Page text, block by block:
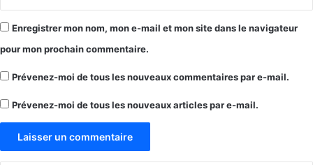
Enregistrer mon nom, mon e-mail et mon site dans le navigateur
pour mon prochain commentaire.
Prévenez-moi de tous les nouveaux commentaires par e-mail.
Prévenez-moi de tous les nouveaux articles par e-mail.